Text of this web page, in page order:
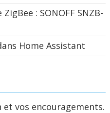
: SONOFF SNZB-
Home Assistant
vos encouragements.